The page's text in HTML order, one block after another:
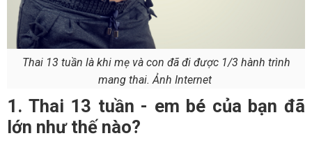
Thai 13 tuần là khi mẹ và con đã đi được 1/3 hành trình
mang thai. Ảnh Internet
1. Thai 13 tuần - em bé của bạn đã
lớn như thế nào?